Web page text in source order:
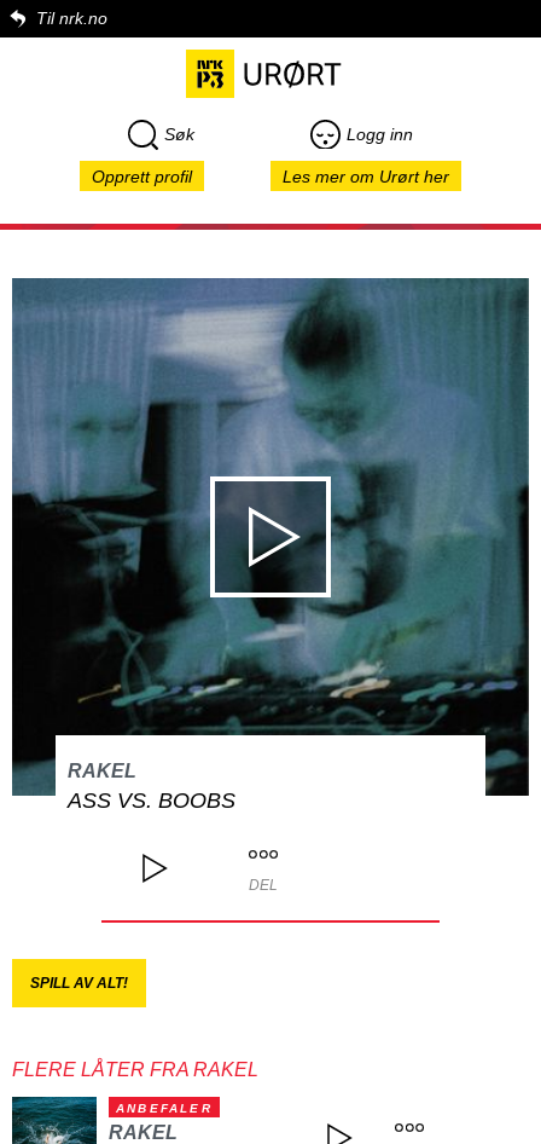
Til nrk.no
Søk Logg inn
Opprett profil Les mer om Urørt her
RAKEL
ASS VS. BOOBS
DEL
SPILL AV ALT!
FLERE LÅTER FRA RAKEL
ANBEFALER
RAKEL